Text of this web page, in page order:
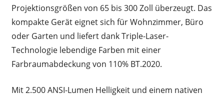
Projektionsgrößen von 65 bis 300 Zoll überzeugt. Das
kompakte Gerät eignet sich für Wohnzimmer, Büro
oder Garten und liefert dank Triple-Laser-
Technologie lebendige Farben mit einer
Farbraumabdeckung von 110% BT.2020.
Mit 2.500 ANSI-Lumen Helligkeit und einem nativen